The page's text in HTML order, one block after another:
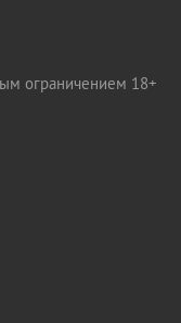
ограничением 18+